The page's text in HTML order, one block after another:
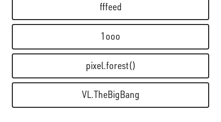
fffeed
1ooo
pixel.forest()
VL.TheBigBang